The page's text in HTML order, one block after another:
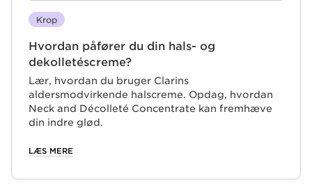
Krop
Hvordan påfører du din hals- og
dekolletéscreme?
Lær, hvordan du bruger Clarins
aldersmodvirkende halscreme. Opdag, hvordan
Neck and Décolleté Concentrate kan fremhæve
din indre glød.
LÆS MERE